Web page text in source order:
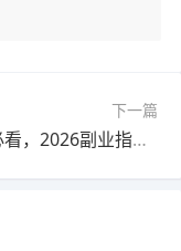
下一篇
新手必看，2026副业指南，从0到1，找到你的赚钱路径，才是最快捷径